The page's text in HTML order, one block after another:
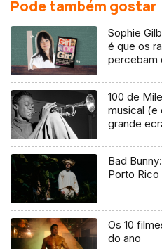
Pode também gostar
Sophie
é que os
percebam
100 de
musical (e
grande
Bad
Porto Rico
Os 10
do ano